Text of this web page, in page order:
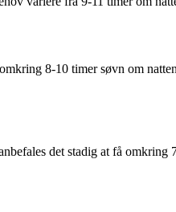
8-10 timer søvn om
det stadig at få